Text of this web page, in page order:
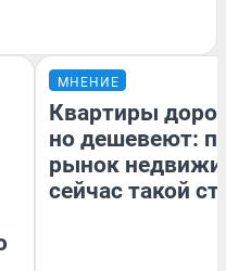
МНЕНИЕ
Квартиры
но дешевеют:
рынок
сейчас такой